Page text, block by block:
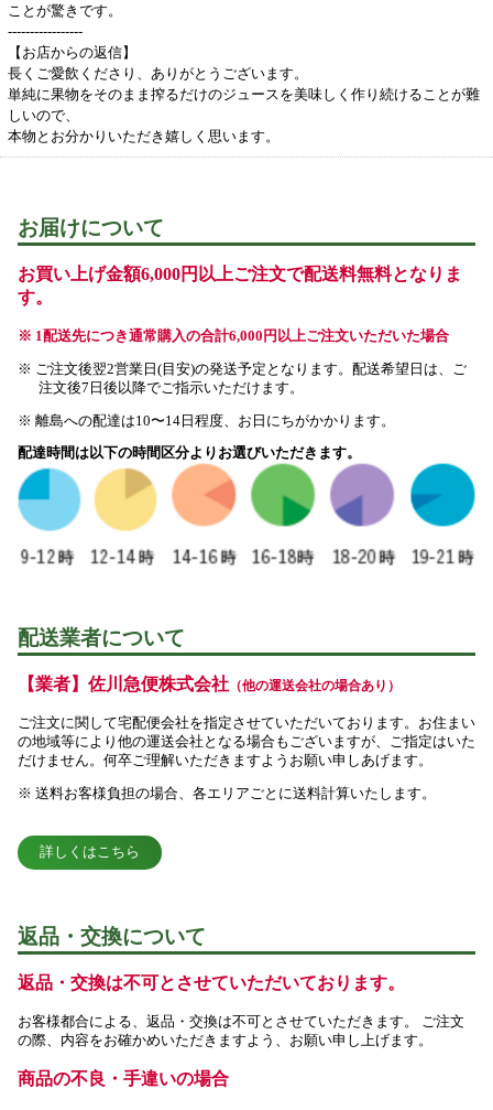
ことが驚きです。
-----------------
【お店からの返信】
長くご愛飲くださり、ありがとうございます。
単純に果物をそのまま搾るだけのジュースを美味しく作り続けることが難
しいので、
本物とお分かりいただき嬉しく思います。